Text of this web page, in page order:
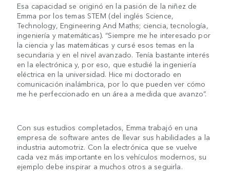
Esa capacidad se originó en la pasión de la niñez de
Emma por los temas STEM (del inglés Science,
Technology, Engineering And Maths; ciencia, tecnología,
ingeniería y matemáticas). “Siempre me he interesado por
la ciencia y las matemáticas y cursé esos temas en la
secundaria y en el nivel avanzado. Tenía bastante interés
en la electrónica y, por eso, que estudié la ingeniería
eléctrica en la universidad. Hice mi doctorado en
comunicación inalámbrica, por lo que pueden ver cómo
me he perfeccionado en un área a medida que avanzo”.
Con sus estudios completados, Emma trabajó en una
empresa de software antes de llevar sus habilidades a la
industria automotriz. Con la electrónica que se vuelve
cada vez más importante en los vehículos modernos, su
ejemplo debe inspirar a muchos otros a seguirla.